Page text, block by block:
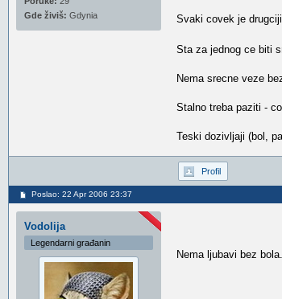
Gde živiš: Gdynia Svaki covek je
Sta za jednog ce biti
Nema srecne veze
Stalno treba paziti -
Teski dozivljaji (bol,
Profil
Poslao: 22 Apr 2006 23:37
Vodolija
Legendarni građanin
Nema ljubavi bez bola.